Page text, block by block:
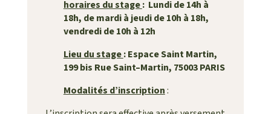
horaires du stage: Lundi de 14h à
18h, de mardi à jeudi de 10h à 18h,
vendredi de 10h à 12h
Lieu du stage: Espace Saint Martin,
199 bis RueSaint–Martin, 75003 PARIS
Modalités d’inscription: